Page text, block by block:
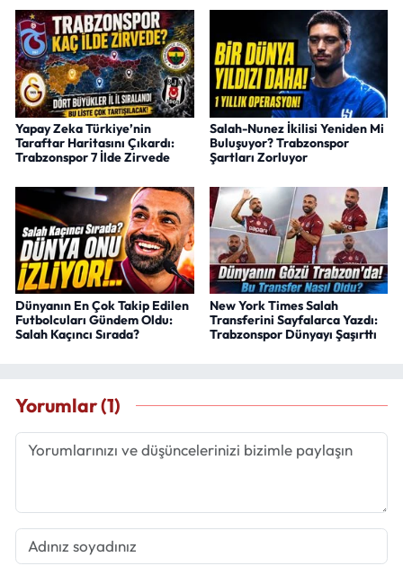
Yapay Zeka Türkiye’nin
Taraftar Haritasını Çıkardı:
Trabzonspor 7 İlde Zirvede
Salah-Nunez İkilisi Yeniden Mi
Buluşuyor? Trabzonspor
Şartları Zorluyor
Dünyanın En Çok Takip Edilen
Futbolcuları Gündem Oldu:
Salah Kaçıncı Sırada?
New York Times Salah
Transferini Sayfalarca Yazdı:
Trabzonspor Dünyayı Şaşırttı
Yorumlar (1)